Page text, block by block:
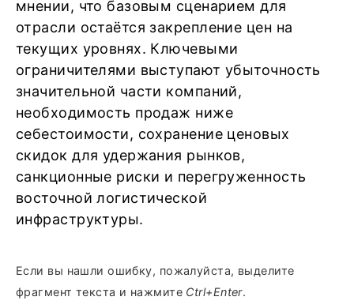
мнении, что базовым сценарием для
отрасли остаётся закрепление цен на
текущих уровнях. Ключевыми
ограничителями выступают убыточность
значительной части компаний,
необходимость продаж ниже
себестоимости, сохранение ценовых
скидок для удержания рынков,
санкционные риски и перегруженность
восточной логистической
инфраструктуры.
Если вы нашли ошибку, пожалуйста, выделите
фрагмент текста и нажмите Ctrl+Enter.